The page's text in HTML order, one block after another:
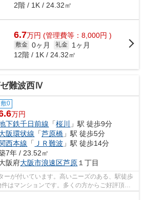
2階 / 1K / 24.32㎡
6.7万円 (管理費等：8,000円 )
敷金 0ヶ月 礼金
1ヶ月
12階 / 1K / 24.32㎡
難波西Ⅳ
敷0
万円
下鉄千日前線 「桜川
」駅 徒歩9分
阪環状線 「芦原橋 」駅 徒歩5分
西本線 「 ＪＲ難波 」駅 徒歩14分
7年 / 23.52㎡
阪府大阪市浪速区芦原 １丁目
ーが付いています。高いニーズのある、駅徒歩
はマンションです。多くの方からご好評頂い
介です。大...